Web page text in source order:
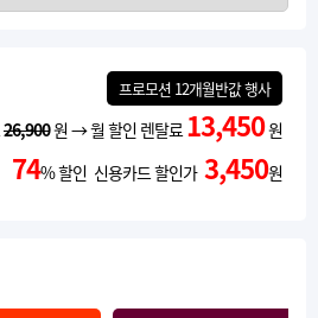
프로모션 12개월반값행사
26,900원 → 월 할인 렌탈료 13,450원
74% 할인 신용카드 할인가 3,450원